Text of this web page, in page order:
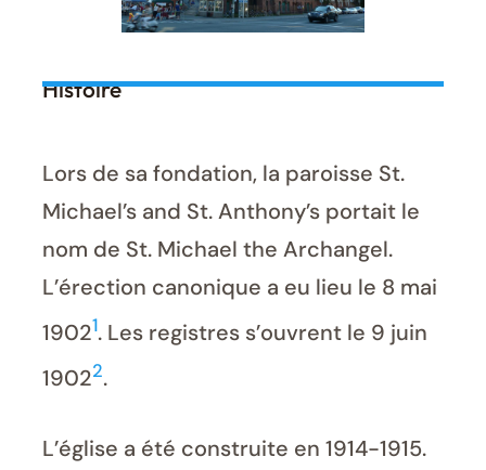
Histoire
Lors de sa fondation, la paroisse St.
Michael’s and St. Anthony’s portait le
nom de St. Michael the Archangel.
L’érection canonique a eu lieu le 8 mai
19021. Les registres s’ouvrent le 9 juin
19022.
L’église a été construite en 1914-1915.